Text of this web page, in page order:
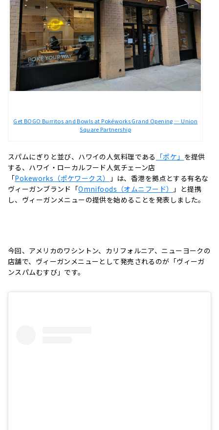
Get BOGO Burritos and Bowls at Pokéworks Grand Opening — Union
Square Partnership
スパムにぎりと並び、ハワイの人気料理である 「ポケ」 を提供
する、ハワイ・ローカルフード人気チェーン店
「Pokeworks（ポケワークス）
」は、香港を拠点とする有名な
ヴィーガンブランド「Omnifoods（オムニフード）
」と提携
し、ヴィーガンメニューの提供を始めることを発表しました。
今回、アメリカのワシントン、カリフォルニア、ニューヨークの
店舗で、ヴィーガンメニューとして発売されるのが「ヴィーガ
ンスパムむすび」です。